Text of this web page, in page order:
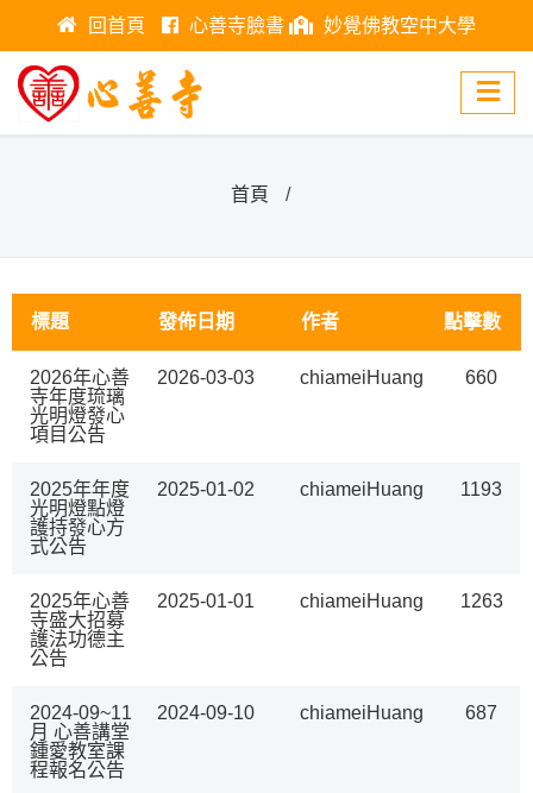
回首頁 心善寺臉書 妙覺佛教空中大學
首頁
標題 發佈日期 作者 點擊數
2026年心善
寺年度琉璃
光明燈發心
項目公告
2026-03-03 chiameiHuang 660
2025年年度
光明燈點燈
護持發心方
式公告
2025-01-02 chiameiHuang 1193
2025年心善
寺盛大招募
護法功德主
公告
2025-01-01 chiameiHuang 1263
2024-09~11
月 心善講堂
鍾愛教室課
程報名公告
2024-09-10 chiameiHuang 687